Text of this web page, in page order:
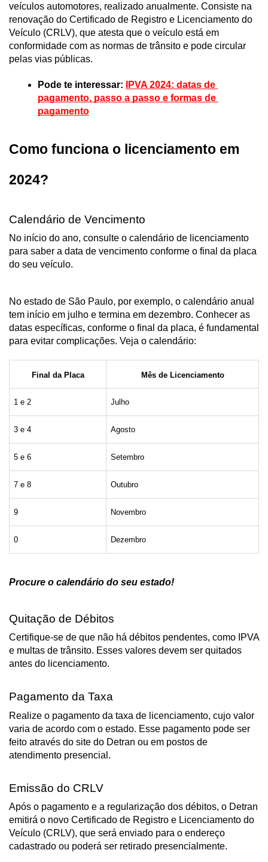
veículos automotores, realizado anualmente. Consiste na
renovação do Certificado de Registro e Licenciamento do
Veículo (CRLV), que atesta que o veículo está em
conformidade com as normas de trânsito e pode circular
pelas vias públicas.
Pode te interessar:
IPVA 2024: datas de
pagamento, passo a passo e formas de
pagamento
Como funciona o licenciamento em
2024?
Calendário de Vencimento
No início do ano, consulte o calendário de licenciamento
para saber a data de vencimento conforme o final da placa
do seu veículo.
No estado de São Paulo, por exemplo, o calendário anual
tem início em julho e termina em dezembro. Conhecer as
datas específicas, conforme o final da placa, é fundamental
para evitar complicações. Veja o calendário:
Final da Placa Mês de Licenciamento
1 e 2 Julho
3 e 4 Agosto
5 e 6 Setembro
7 e 8 Outubro
9 Novembro
0 Dezembro
Procure o calendário do seu estado!
Quitação de Débitos
Certifique-se de que não há débitos pendentes, como IPVA
e multas de trânsito. Esses valores devem ser quitados
antes do licenciamento.
Pagamento da Taxa
Realize o pagamento da taxa de licenciamento, cujo valor
varia de acordo com o estado. Esse pagamento pode ser
feito através do site do Detran ou em postos de
atendimento presencial.
Emissão do CRLV
Após o pagamento e a regularização dos débitos, o Detran
emitirá o novo Certificado de Registro e Licenciamento do
Veículo (CRLV), que será enviado para o endereço
cadastrado ou poderá ser retirado presencialmente.